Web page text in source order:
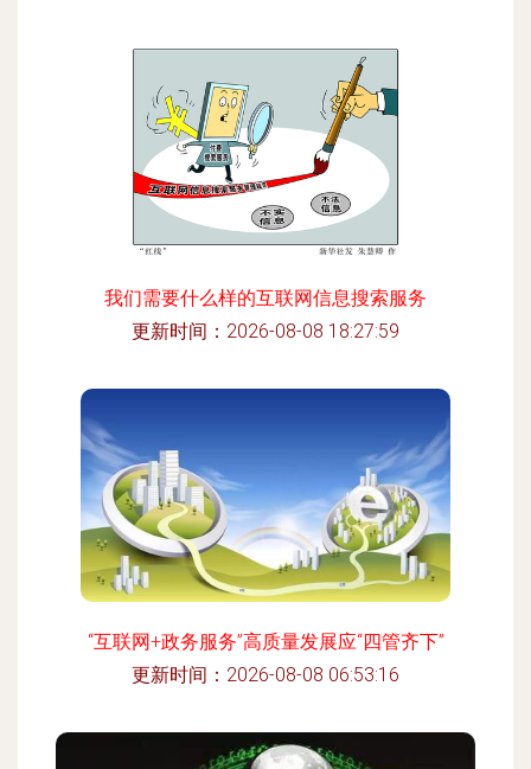
我们需要什么样的互联网信息搜索服务
更新时间：2026-08-08 18:27:59
“互联网+政务服务”高质量发展应“四管齐下”
更新时间：2026-08-08 06:53:16